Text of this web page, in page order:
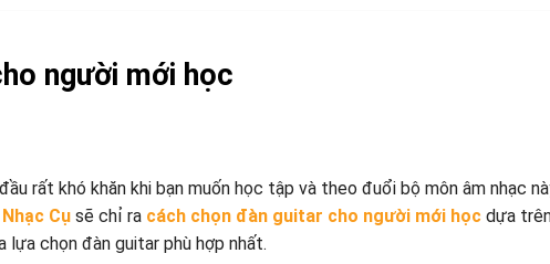
người mới học
rất khó khăn khi bạn muốn học tập và theo đuổi bộ môn âm nhạc
Cụ sẽ chỉ ra cách chọn đàn guitar cho người mới học dựa
chọn đàn guitar phù hợp nhất.